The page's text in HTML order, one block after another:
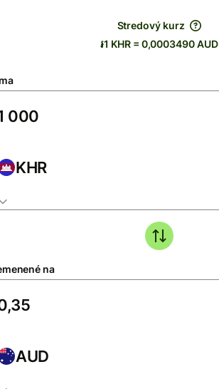
Stredový kurz
៛1 KHR = 0,0003490 AUD
KHR
na
AUD